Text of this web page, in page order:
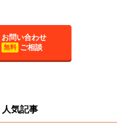
お問い合わせ
無料 ご相談
人気記事